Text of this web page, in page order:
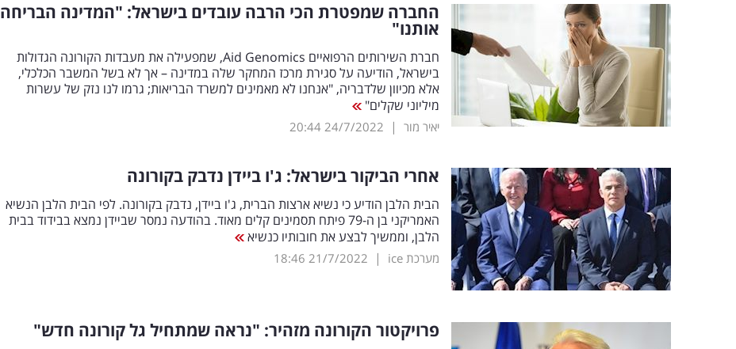
החברה שמפטרת הכי הרבה עובדים בישראל: "המדינה הבריחה
אותנו"
חברת השירותים הרפואיים Aid Genomics, שמפעילה את מעבדות הקורונה הגדולות
בישראל, הודיעה על סגירת מרכז המחקר שלה במדינה – אך לא בשל המשבר הכלכלי,
אלא מכיוון שלדבריה, "אנחנו לא מאמינים למשרד הבריאות; גרמו לנו נזק של עשרות
מיליוני שקלים"
יאיר מור |
24/7/2022
20:44
אחרי הביקור בישראל: ג'ו ביידן נדבק בקורונה
הבית הלבן הודיע כי נשיא ארצות הברית, ג'ו ביידן, נדבק בקורונה. לפי הבית הלבן הנשיא
האמריקני בן ה-79 פיתח תסמינים קלים מאוד. בהודעה נמסר שביידן נמצא בבידוד בבית
הלבן, וממשיך לבצע את חובותיו כנשיא
מערכת ice |
21/7/2022
18:46
פרויקטור הקורונה מזהיר: "נראה שמתחיל גל קורונה חדש"